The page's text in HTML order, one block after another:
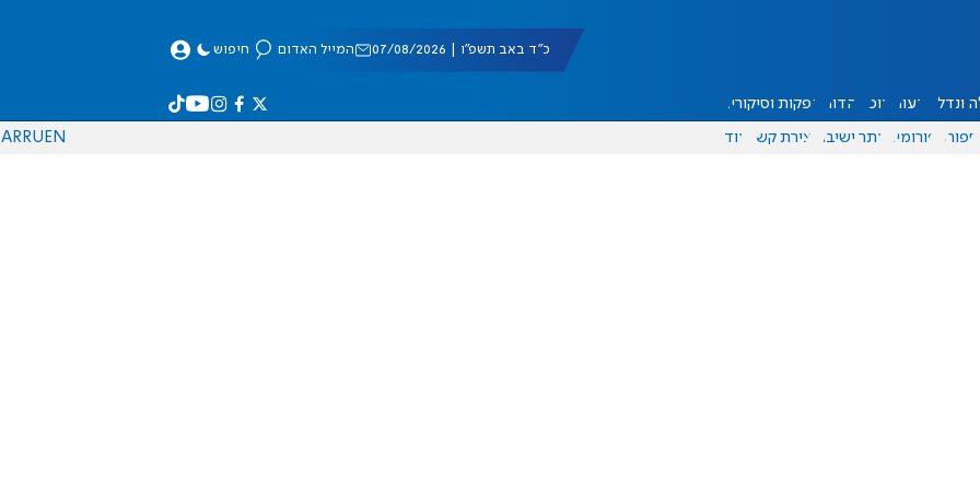
כ"ד באב תשפ"ו | 07/08/2026 המייל האדום חיפוש
ונדל"ן דעות אוכל יהדות הפקות וסיקורים
ספורט פורומים אתר ישיבה יצירת קשר עוד EN
RU
AR